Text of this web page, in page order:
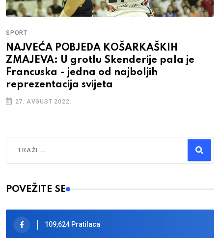
SPORT
NAJVEĆA POBJEDA KOŠARKAŠKIH
ZMAJEVA: U grotlu Skenderije pala je
Francuska - jedna od najboljih
reprezentacija svijeta
27. AVGUST 2022.
Type 2 or more characters for results.
POVEŽITE SE
109,624 Pratilaca